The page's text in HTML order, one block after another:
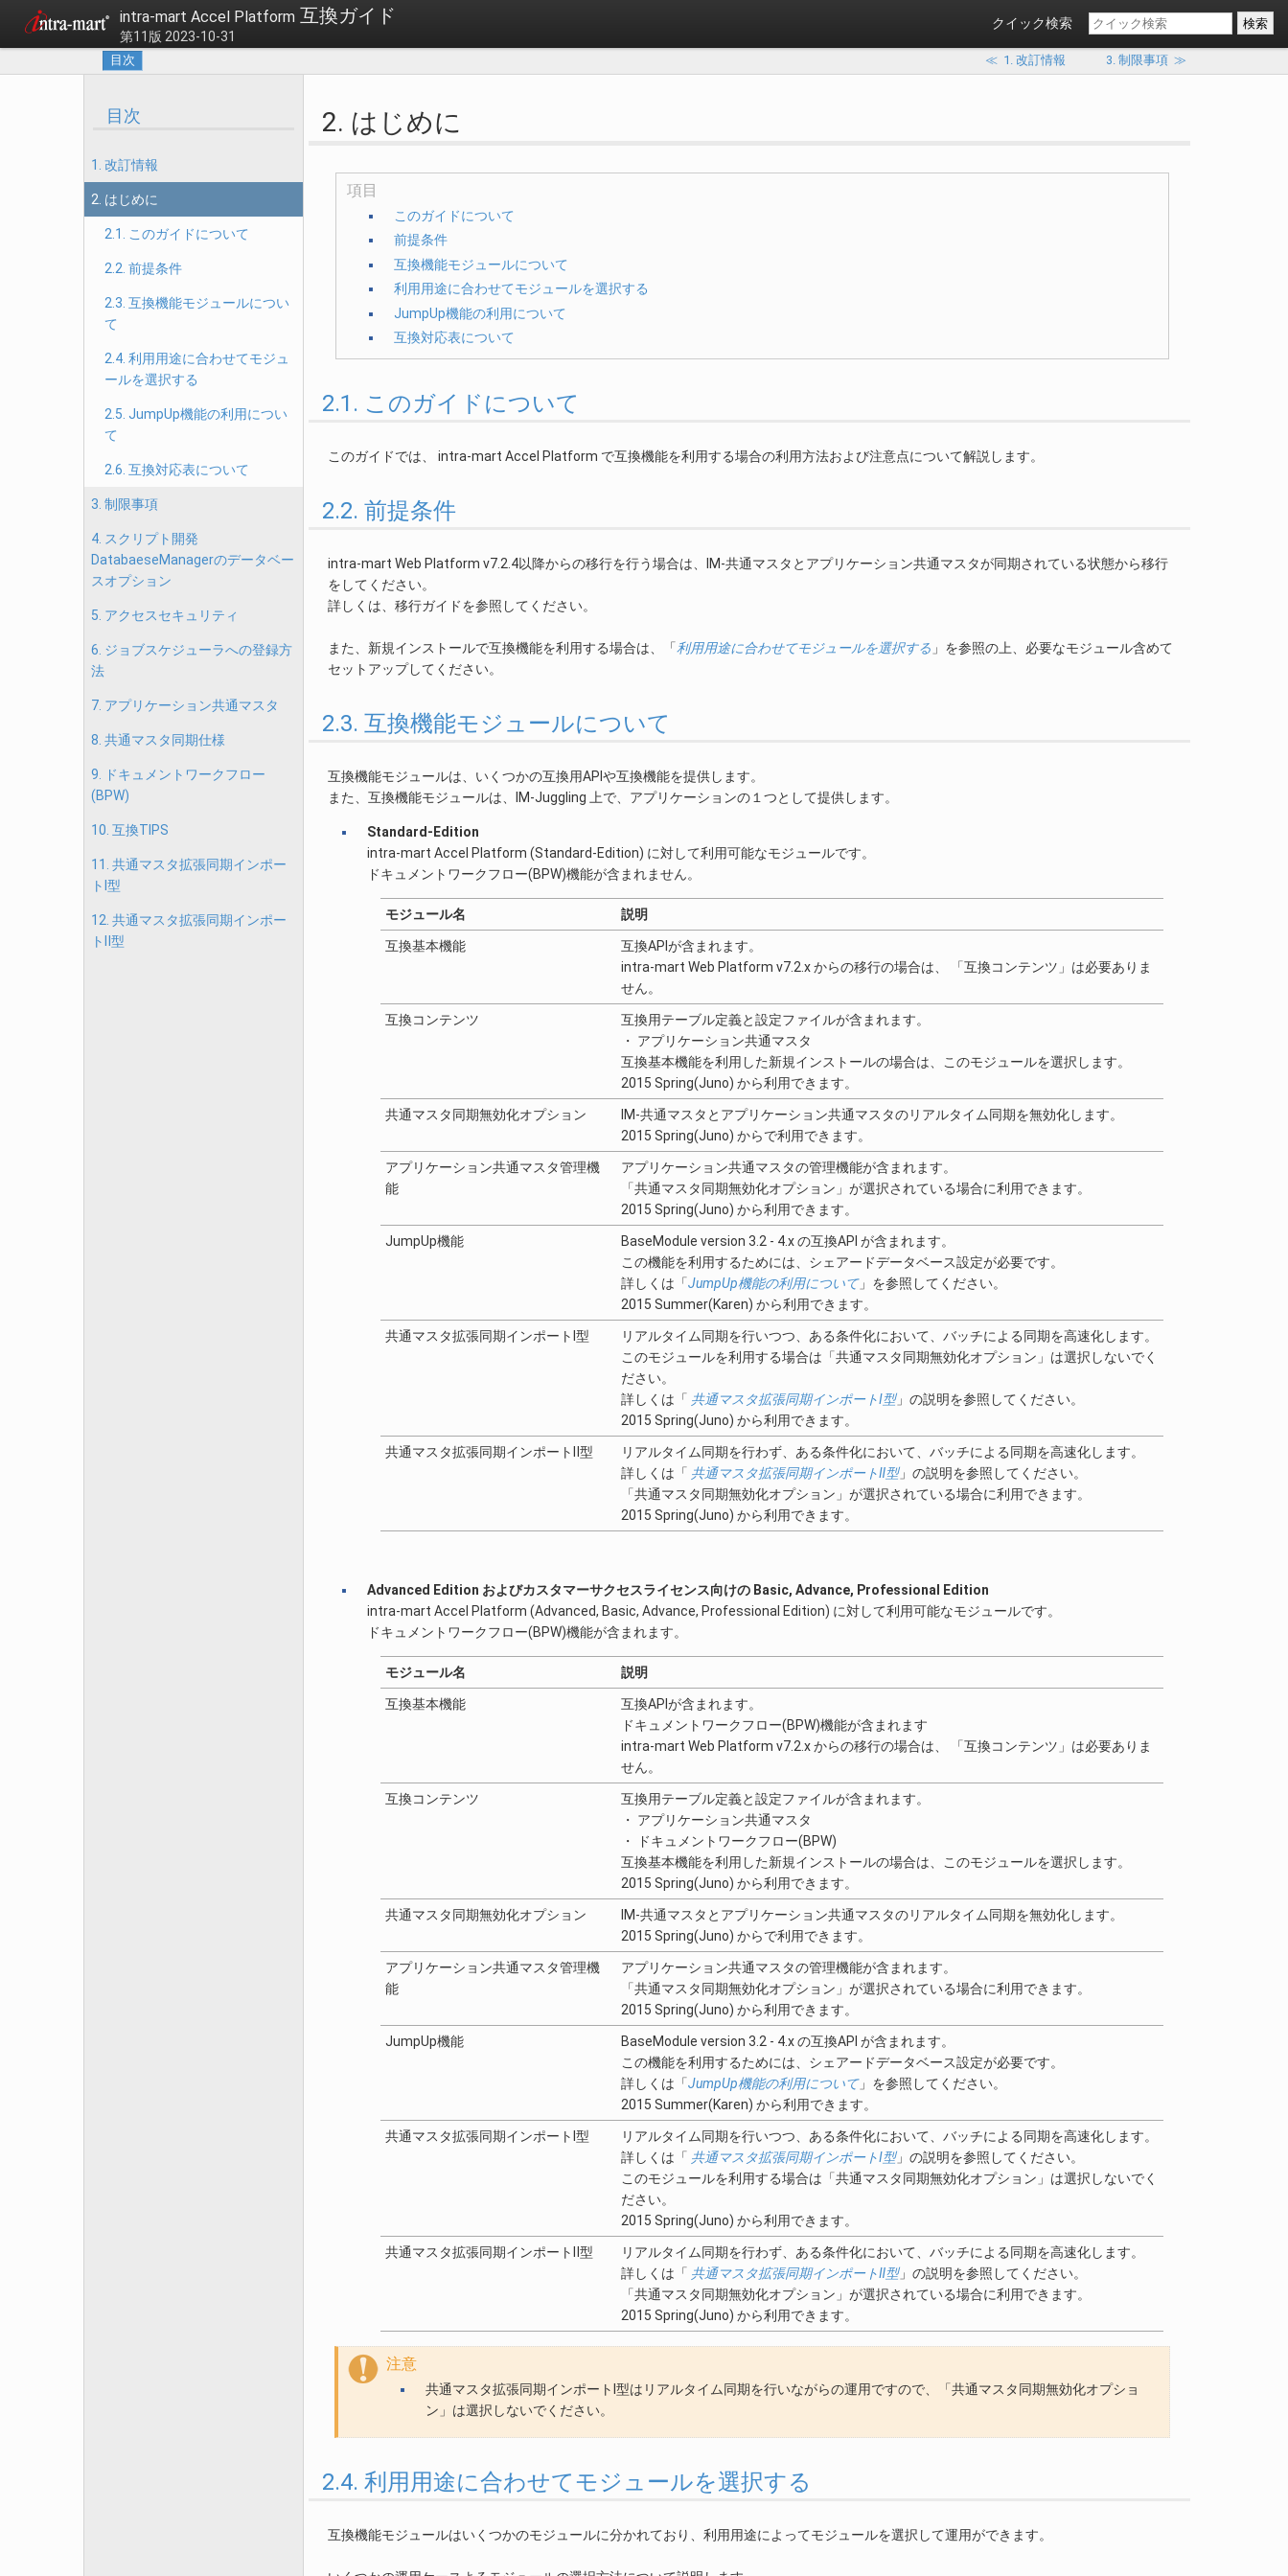
intra-mart Accel Platform 互換ガイド
第11版 2023-10-31
クイック検索
目次 ≪ 1. 改訂情報 3. 制限事項≫
目次
1. 改訂情報
2. はじめに
2.1. このガイドについて
2.2. 前提条件
2.3. 互換機能モジュールについ
て
2.4. 利用用途に合わせてモジュ
ールを選択する
2.5. JumpUp機能の利用につい
て
2.6. 互換対応表について
3. 制限事項
4. スクリプト開発
DatabaeseManagerのデータベー
スオプション
5. アクセスセキュリティ
6. ジョブスケジューラへの登録方
法
7. アプリケーション共通マスタ
8. 共通マスタ同期仕様
9. ドキュメントワークフロー
(BPW)
10. 互換TIPS
11. 共通マスタ拡張同期インポー
トⅠ型
12. 共通マスタ拡張同期インポー
トⅡ型
2. はじめに
項目
このガイドについて
前提条件
互換機能モジュールについて
利用用途に合わせてモジュールを選択する
JumpUp機能の利用について
互換対応表について
2.1. このガイドについて
このガイドでは、 intra-mart Accel Platform で互換機能を利用する場合の利用方法および注意点について解説します。
2.2. 前提条件
intra-mart Web Platform v7.2.4以降からの移行を行う場合は、IM-共通マスタとアプリケーション共通マスタが同期されている状態から移行
をしてください。
詳しくは、移行ガイドを参照してください。
また、新規インストールで互換機能を利用する場合は、「利用用途に合わせてモジュールを選択する 」を参照の上、必要なモジュール含めて
セットアップしてください。
2.3. 互換機能モジュールについて
互換機能モジュールは、いくつかの互換用APIや互換機能を提供します。
また、互換機能モジュールは、IM-Juggling 上で、アプリケーションの１つとして提供します。
Standard-Edition
intra-mart Accel Platform (Standard-Edition) に対して利用可能なモジュールです。
ドキュメントワークフロー(BPW)機能が含まれません。
モジュール名 説明
互換基本機能
互換APIが含まれます。
intra-mart Web Platform v7.2.x からの移行の場合は、 「互換コンテンツ」は必要ありま
せん。
互換コンテンツ
互換用テーブル定義と設定ファイルが含まれます。
・ アプリケーション共通マスタ
互換基本機能を利用した新規インストールの場合は、このモジュールを選択します。
2015 Spring(Juno) から利用できます。
共通マスタ同期無効化オプション
IM-共通マスタとアプリケーション共通マスタのリアルタイム同期を無効化します。
2015 Spring(Juno) からで利用できます。
アプリケーション共通マスタ管理機
能
アプリケーション共通マスタの管理機能が含まれます。
「共通マスタ同期無効化オプション」が選択されている場合に利用できます。
2015 Spring(Juno) から利用できます。
JumpUp機能
BaseModule version 3.2 - 4.x の互換API が含まれます。
この機能を利用するためには、シェアードデータベース設定が必要です。
詳しくは「JumpUp機能の利用について」を参照してください。
2015 Summer(Karen) から利用できます。
共通マスタ拡張同期インポートⅠ型
リアルタイム同期を行いつつ、ある条件化において、バッチによる同期を高速化します。
このモジュールを利用する場合は「共通マスタ同期無効化オプション」は選択しないでく
ださい。
詳しくは「 共通マスタ拡張同期インポートⅠ型」の説明を参照してください。
2015 Spring(Juno) から利用できます。
共通マスタ拡張同期インポートⅡ型
リアルタイム同期を行わず、ある条件化において、バッチによる同期を高速化します。
詳しくは「 共通マスタ拡張同期インポートⅡ型」の説明を参照してください。
「共通マスタ同期無効化オプション」が選択されている場合に利用できます。
2015 Spring(Juno) から利用できます。
Advanced Edition およびカスタマーサクセスライセンス向けの Basic, Advance, Professional Edition
intra-mart Accel Platform (Advanced, Basic, Advance, Professional Edition) に対して利用可能なモジュールです。
ドキュメントワークフロー(BPW)機能が含まれます。
モジュール名 説明
互換基本機能
互換APIが含まれます。
ドキュメントワークフロー(BPW)機能が含まれます
intra-mart Web Platform v7.2.x からの移行の場合は、 「互換コンテンツ」は必要ありま
せん。
互換コンテンツ
互換用テーブル定義と設定ファイルが含まれます。
・ アプリケーション共通マスタ
・ ドキュメントワークフロー(BPW)
互換基本機能を利用した新規インストールの場合は、このモジュールを選択します。
2015 Spring(Juno) から利用できます。
共通マスタ同期無効化オプション
IM-共通マスタとアプリケーション共通マスタのリアルタイム同期を無効化します。
2015 Spring(Juno) からで利用できます。
アプリケーション共通マスタ管理機
能
アプリケーション共通マスタの管理機能が含まれます。
「共通マスタ同期無効化オプション」が選択されている場合に利用できます。
2015 Spring(Juno) から利用できます。
JumpUp機能
BaseModule version 3.2 - 4.x の互換API が含まれます。
この機能を利用するためには、シェアードデータベース設定が必要です。
詳しくは「JumpUp機能の利用について」を参照してください。
2015 Summer(Karen) から利用できます。
共通マスタ拡張同期インポートⅠ型
リアルタイム同期を行いつつ、ある条件化において、バッチによる同期を高速化します。
詳しくは「 共通マスタ拡張同期インポートⅠ型」の説明を参照してください。
このモジュールを利用する場合は「共通マスタ同期無効化オプション」は選択しないでく
ださい。
2015 Spring(Juno) から利用できます。
共通マスタ拡張同期インポートⅡ型
リアルタイム同期を行わず、ある条件化において、バッチによる同期を高速化します。
詳しくは「 共通マスタ拡張同期インポートⅡ型」の説明を参照してください。
「共通マスタ同期無効化オプション」が選択されている場合に利用できます。
2015 Spring(Juno) から利用できます。
注意
共通マスタ拡張同期インポートⅠ型はリアルタイム同期を行いながらの運用ですので、「共通マスタ同期無効化オプショ
ン」は選択しないでください。
2.4. 利用用途に合わせてモジュールを選択する
互換機能モジュールはいくつかのモジュールに分かれており、利用用途によってモジュールを選択して運用ができます。